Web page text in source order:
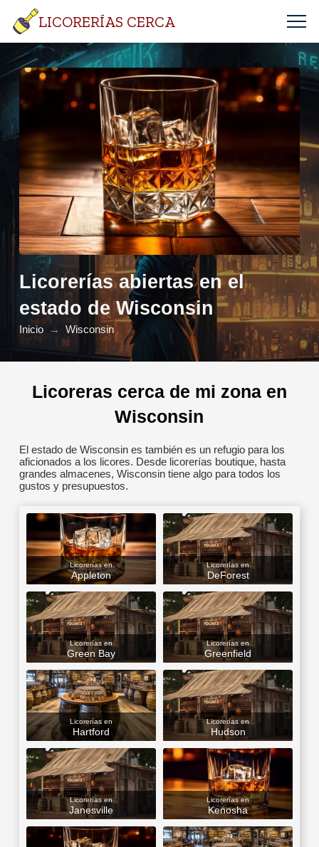
LICORERÍAS CERCA
Licorerías abiertas en el
estado de Wisconsin
Inicio → Wisconsin
Licoreras cerca de mi zona en
Wisconsin
El estado de Wisconsin es también es un refugio para los
aficionados a los licores. Desde licorerías boutique, hasta
grandes almacenes, Wisconsin tiene algo para todos los
gustos y presupuestos.
Licorerías en
Appleton
Licorerías en
DeForest
Licorerías en
Green Bay
Licorerías en
Greenfield
Licorerías en
Hartford
Licorerías en
Hudson
Licorerías en
Janesville
Licorerías en
Kenosha